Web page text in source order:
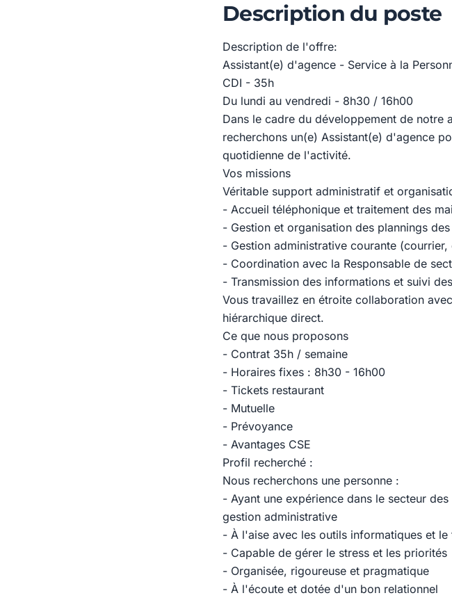
Description du poste
Description de l'offre:
Assistant(e) d'agence - Service à la
CDI - 35h
Du lundi au vendredi - 8h30 / 16h00
Dans le cadre du développement de notre
recherchons un(e) Assistant(e) d'agence
quotidienne de l'activité.
Vos missions
Véritable support administratif et
- Accueil téléphonique et traitement des
- Gestion et organisation des plannings
- Gestion administrative courante
- Coordination avec la Responsable de
- Transmission des informations et suivi
Vous travaillez en étroite collaboration
hiérarchique direct.
Ce que nous proposons
- Contrat 35h / semaine
- Horaires fixes : 8h30 - 16h00
- Tickets restaurant
- Mutuelle
- Prévoyance
- Avantages CSE
Profil recherché :
Nous recherchons une personne :
- Ayant une expérience dans le secteur
gestion administrative
- À l'aise avec les outils informatiques et le
- Capable de gérer le stress et les priorités
- Organisée, rigoureuse et pragmatique
- À l'écoute et dotée d'un bon relationnel